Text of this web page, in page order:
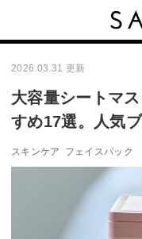
2026.03.31 更新
大容量シートマ
すめ17選。人気
スキンケア フェイスパック